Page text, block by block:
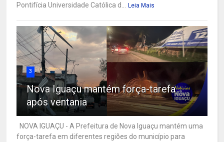
Pontifícia Universidade Católica d...
Leia Mais
3
Nova Iguaçu mantém força-tarefa
após ventania
NOVA IGUAÇU - A Prefeitura de Nova Iguaçu mantém uma
força-tarefa em diferentes regiões do município para